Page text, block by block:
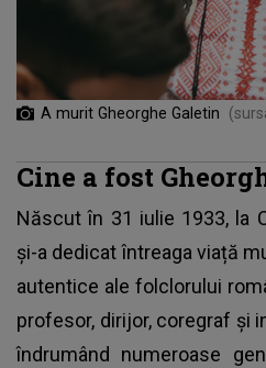
A murit Gheorghe Galetin
Cine a fost
Născut în 31 iulie 1933, la
și-a dedicat întreaga viață
autentice ale folclorului
profesor, dirijor, coregraf și
îndrumând numeroase